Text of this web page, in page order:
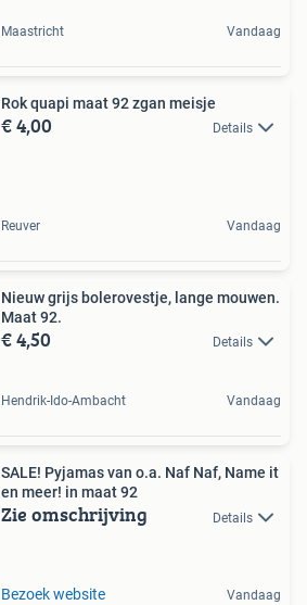
Maastricht Vandaag
Rok quapi maat 92 zgan meisje
€ 4,00 Details
Reuver Vandaag
Nieuw grijs bolerovestje, lange mouwen.
Maat 92.
€ 4,50 Details
Hendrik-Ido-Ambacht Vandaag
SALE! Pyjamas van o.a. Naf Naf, Name it
en meer! in maat 92
Zie omschrijving Details
Bezoek website Vandaag